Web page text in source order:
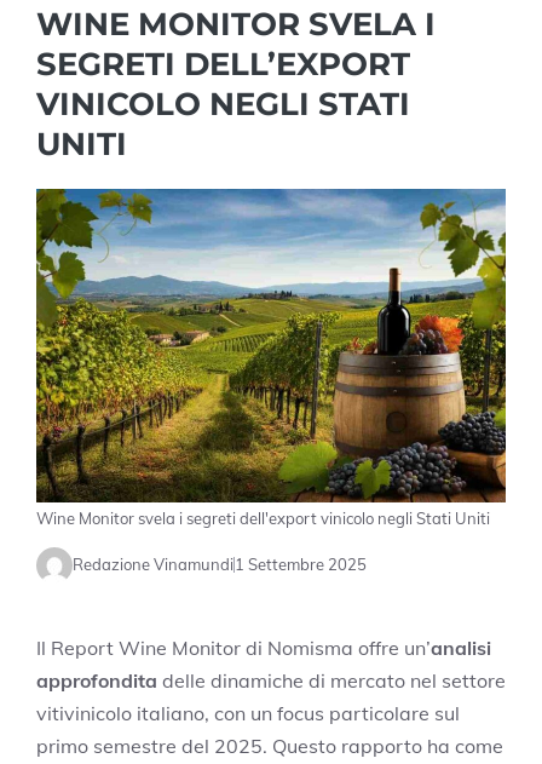
WINE MONITOR SVELA I
SEGRETI DELL’EXPORT
VINICOLO NEGLI STATI
UNITI
Wine Monitor svela i segreti dell'export vinicolo negli Stati Uniti
Redazione Vinamundi1 Settembre 2025
Il Report Wine Monitor di Nomisma offre un’analisi
approfondita delle dinamiche di mercato nel settore
vitivinicolo italiano, con un focus particolare sul
primo semestre del 2025. Questo rapporto ha come